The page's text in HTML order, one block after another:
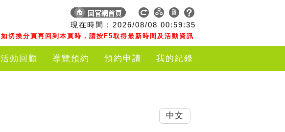
現在時間 : 2026/08/08 00:59:35
如切換分頁再回到本頁時，請按F5取得最新時間及活動資訊
活動回顧 導覽預約 預約申請 我的紀錄